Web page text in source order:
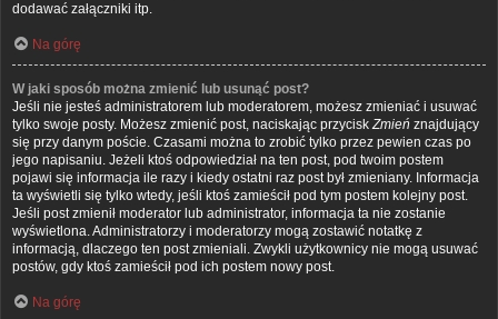
dodawać załączniki itp.
Na górę
W jaki sposób można zmienić lub usunąć post?
Jeśli nie jesteś administratorem lub moderatorem, możesz zmieniać i usuwać
tylko swoje posty. Możesz zmienić post, naciskając przyciskZmień znajdujący
się przy danym poście. Czasami można to zrobić tylko przez pewien czas po
jego napisaniu. Jeżeli ktoś odpowiedział na ten post, pod twoim postem
pojawi się informacja ile razy i kiedy ostatni raz post był zmieniany. Informacja
ta wyświetli się tylko wtedy, jeśli ktoś zamieścił pod tym postem kolejny post.
Jeśli post zmienił moderator lub administrator, informacja ta nie zostanie
wyświetlona. Administratorzy i moderatorzy mogą zostawić notatkę z
informacją, dlaczego ten post zmieniali. Zwykli użytkownicy nie mogą usuwać
postów, gdy ktoś zamieścił pod ich postem nowy post.
Na górę